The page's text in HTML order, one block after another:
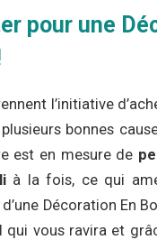
pour une
l’initiative
bonnes
est en mesure de
à la fois, ce qui
d’une Décoration En
qui vous ravira et